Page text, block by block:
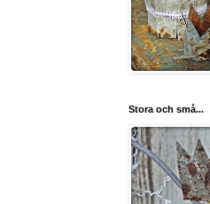
Stora och små...